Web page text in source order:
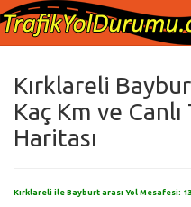
Kırklareli
Kaç Km ve
Haritası
Kırklareli ile Bayburt arası Yol Mesafesi: